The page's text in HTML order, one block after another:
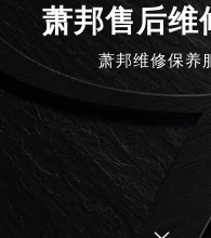
萧邦售后维
萧邦维修保养
885-0231
盖中国大陆、香港、澳
字楼D座11层1102室（北
层602室（需提前预约）